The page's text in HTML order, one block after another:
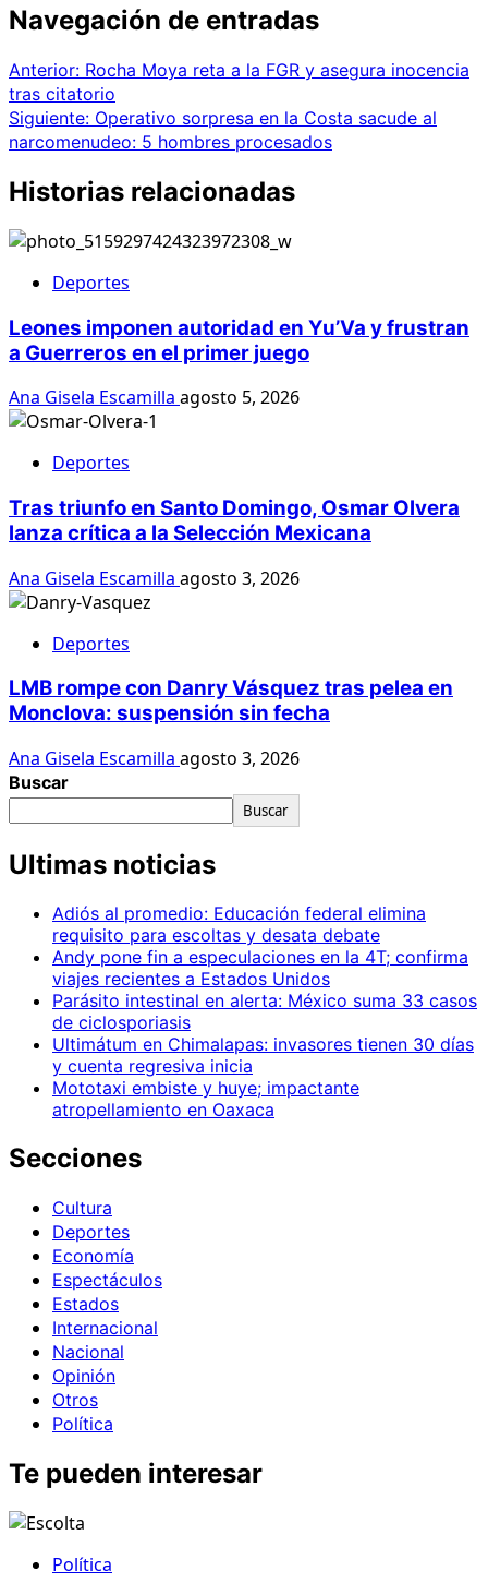
Navegación de entradas
Anterior: Rocha Moya reta a la FGR y asegura inocencia
tras citatorio
Siguiente: Operativo sorpresa en la Costa sacude al
narcomenudeo: 5 hombres procesados
Historias relacionadas
Deportes
Leones imponen autoridad en Yu’Va y frustran
a Guerreros en el primer juego
Ana Gisela Escamilla agosto 5, 2026
Deportes
Tras triunfo en Santo Domingo, Osmar Olvera
lanza crítica a la Selección Mexicana
Ana Gisela Escamilla agosto 3, 2026
Deportes
LMB rompe con Danry Vásquez tras pelea en
Monclova: suspensión sin fecha
Ana Gisela Escamilla agosto 3, 2026
Buscar
Buscar
Ultimas noticias
Adiós al promedio: Educación federal elimina
requisito para escoltas y desata debate
Andy pone fin a especulaciones en la 4T; confirma
viajes recientes a Estados Unidos
Parásito intestinal en alerta: México suma 33 casos
de ciclosporiasis
Ultimátum en Chimalapas: invasores tienen 30 días
y cuenta regresiva inicia
Mototaxi embiste y huye; impactante
atropellamiento en Oaxaca
Secciones
Cultura
Deportes
Economía
Espectáculos
Estados
Internacional
Nacional
Opinión
Otros
Política
Te pueden interesar
Política